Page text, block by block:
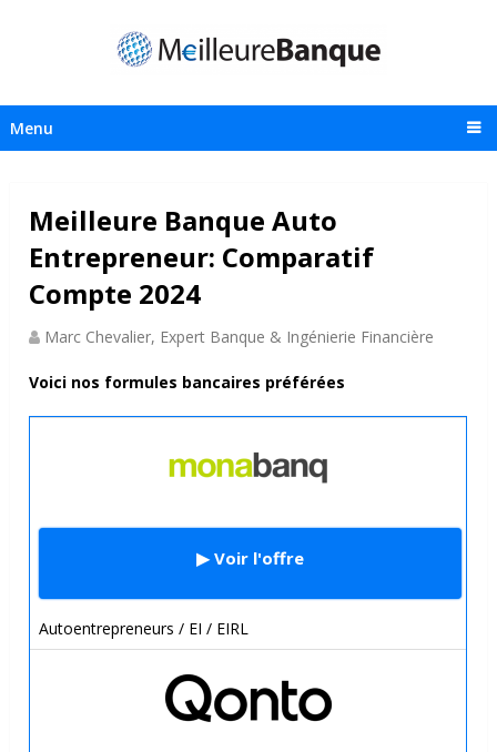
Menu
Meilleure Banque Auto
Entrepreneur: Comparatif
Compte 2024
Marc Chevalier, Expert Banque & Ingénierie Financière
Voici nos formules bancaires préférées
▶ Voir l'offre
Autoentrepreneurs / EI / EIRL